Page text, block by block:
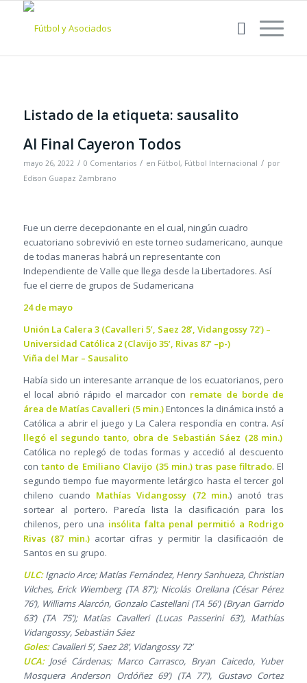
Listado de la etiqueta: sausalito
Al Final Cayeron Todos
mayo 26, 2022 / 0 Comentarios / en Fútbol, Fútbol Internacional / por
Edison Guapaz Zambrano
Fue un cierre decepcionante en el cual, ningún cuadro
ecuatoriano sobrevivió en este torneo sudamericano, aunque
de todas maneras habrá un representante con
Independiente de Valle que llega desde la Libertadores. Así
fue el cierre de grupos de Sudamericana
24 de mayo
Unión La Calera 3 (Cavalleri 5’, Saez 28’, Vidangossy 72’) –
Universidad Católica 2 (Clavijo 35’, Rivas 87’ –p-)
Viña del Mar – Sausalito
Había sido un interesante arranque de los ecuatorianos, pero
el local abrió rápido el marcador con remate de borde de
área de Matías Cavalleri (5 min.)Entonces la dinámica instó a
Católica a abrir el juego y La Calera respondía en contra. Así
llegó el segundo tanto, obra de Sebastián Sáez (28 min.)
Católica no replegó de todas formas y accedió al descuento
con tanto de Emiliano Clavijo (35 min.) tras pase filtrado. El
segundo tiempo fue mayormente letárgico hasta el tercer gol
chileno cuando Mathías Vidangossy (72 min.) anotó tras
sortear al portero. Parecía lista la clasificación para los
chilenos, pero una insólita falta penal permitió a Rodrigo
Rivas (87 min.) acortar cifras y permitir la clasificación de
Santos en su grupo.
ULC:Ignacio Arce; Matías Fernández, Henry Sanhueza, Christian
Vilches, Erick Wiemberg (TA 87’); Nicolás Orellana (César Pérez
76’), Williams Alarcón, Gonzalo Castellani (TA 56’) (Bryan Garrido
63’) (TA 75’); Matías Cavalleri (Lucas Passerini 63’), Mathías
Vidangossy, Sebastián Sáez
Goles:Cavalleri 5’, Saez 28’, Vidangossy 72’
UCA:José Cárdenas; Marco Carrasco, Bryan Caicedo, Yuber
Mosquera Anderson Ordóñez 69’) (TA 77’), Gustavo Cortez